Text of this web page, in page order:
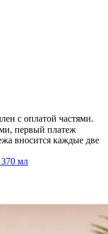
с оплатой частями.
первый платеж
вносится каждые две
мл